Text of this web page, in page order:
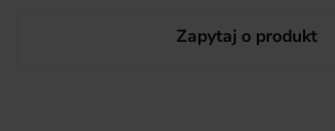
Zapytaj o produkt